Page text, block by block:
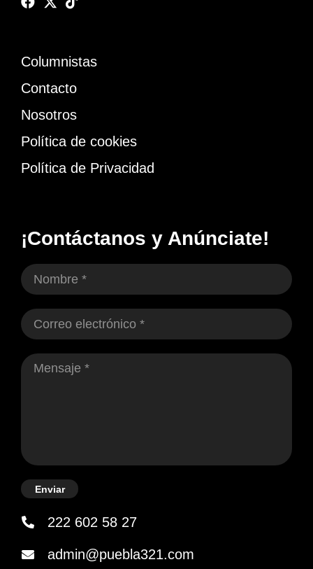
Columnistas
Contacto
Nosotros
Política de cookies
Política de Privacidad
¡Contáctanos y Anúnciate!
Enviar
222 602 58 27
admin@puebla321.com